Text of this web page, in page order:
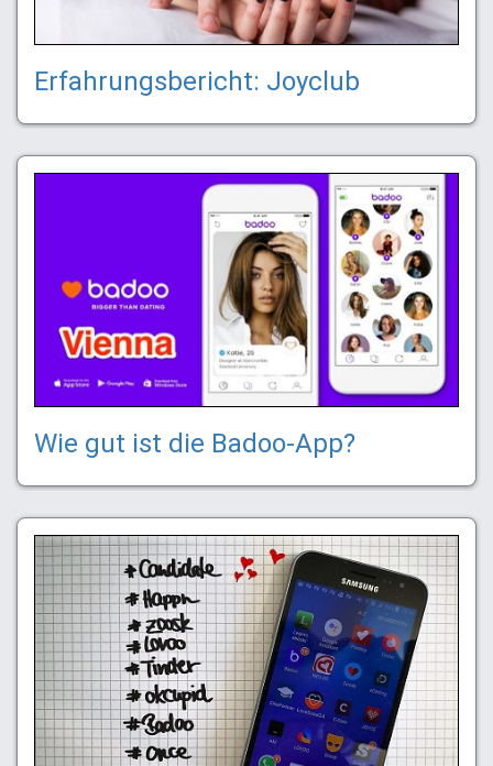
Erfahrungsbericht: Joyclub
Wie gut ist die Badoo-App?